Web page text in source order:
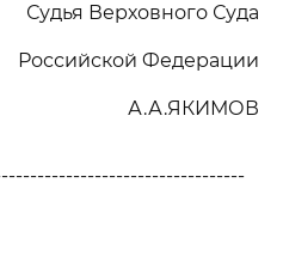
Судья Верховного Суда
Российской Федерации
А.А.ЯКИМОВ